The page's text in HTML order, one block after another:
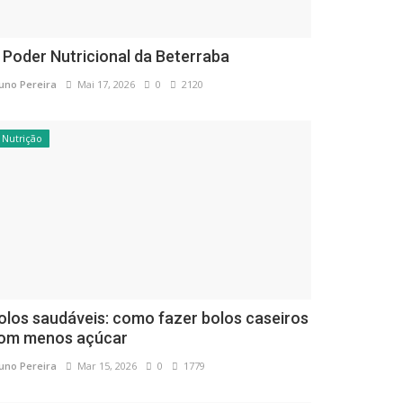
Poder Nutricional da Beterraba
Pereira Mai 17, 2026 0 2120
Nutrição
saudáveis: como fazer bolos caseiros
menos açúcar
Pereira Mar 15, 2026 0 1779